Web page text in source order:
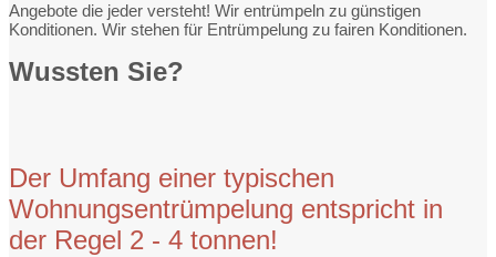
Angebote die jeder versteht! Wir entrümpeln zu günstigen
Konditionen. Wir stehen für Entrümpelung zu fairen Konditionen.
Wussten Sie?
Der Umfang einer typischen
Wohnungsentrümpelung entspricht in
der Regel 2 - 4 tonnen!